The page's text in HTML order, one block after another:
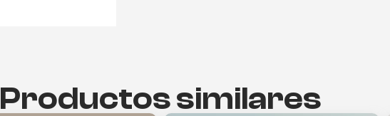
Productos similares